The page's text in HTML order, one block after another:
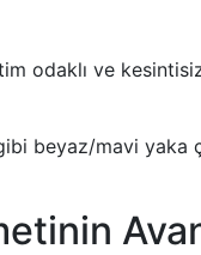
odaklı ve
beyaz/mavi yaka